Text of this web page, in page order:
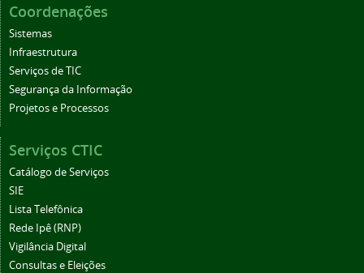
Coordenações
Sistemas
Infraestrutura
Serviços de TIC
Segurança da Informação
Projetos e Processos
Serviços CTIC
Catálogo de Serviços
SIE
Lista Telefônica
Rede Ipê (RNP)
Vigilância Digital
Consultas e Eleições